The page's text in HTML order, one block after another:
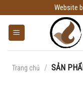
to
content
Website
Trang chủ / SẢN